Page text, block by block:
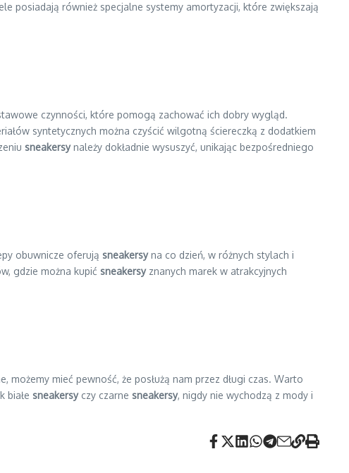
posiadają również specjalne systemy amortyzacji, które zwiększają
czynności, które pomogą zachować ich dobry wygląd.
syntetycznych można czyścić wilgotną ściereczką z dodatkiem
sneakersynależy dokładnie wysuszyć, unikając bezpośredniego
obuwnicze oferują sneakersyna co dzień, w różnych stylach i
gdzie można kupić sneakersyznanych marek w atrakcyjnych
mieć pewność, że posłużą nam przez długi czas. Warto
białe sneakersyczy czarne sneakersy, nigdy nie wychodzą z mody i